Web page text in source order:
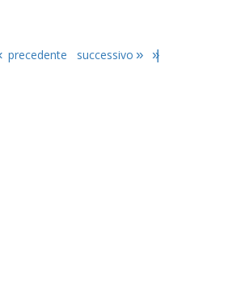
precedente successivo » »|